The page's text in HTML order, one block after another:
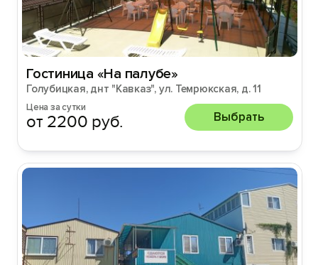
Гостиница «На палубе»
Голубицкая, днт "Кавказ", ул. Темрюкская, д. 11
Цена за сутки
от 2200 руб. Выбрать